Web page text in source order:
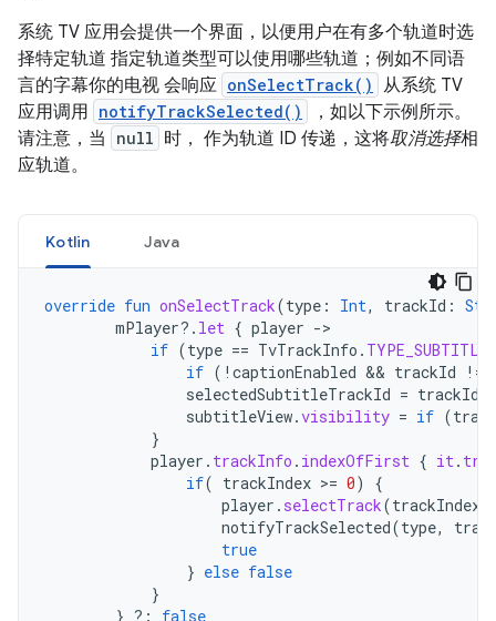
系统 TV 应用会提供一个界面，以便用户在有多个轨道时选
择特定轨道 指定轨道类型可以使用哪些轨道；例如不同语
言的字幕你的电视 会响应 onSelectTrack() 从系统 TV
应用调用 notifyTrackSelected()
，如以下示例所示。
请注意，当
null 时， 作为轨道 ID 传递，这将取消选择相
应轨道。
Kotlin Java
override fun onSelectTrack(type : Int, trackId :
mPlayer?. let { player -
if (type == TvTrackInfo . TYPE_SUBTITLE
if ( ! captionEnabled && trackId !=
selectedSubtitleTrackId = trackId
subtitleView.visibility = if (
}
player . trackInfo . indexOfFirst { it.
if( trackIndex >= 0)
{
player . selectTrack(trackIndex
notifyTrackSelected(type,
true
} else false
}
} ?: false